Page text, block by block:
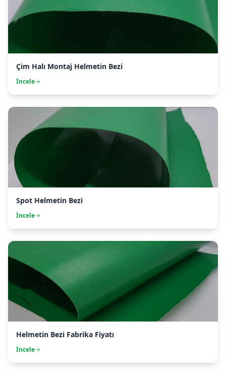
Çim Halı Montaj Helmetin Bezi
İncele
Spot Helmetin Bezi
İncele
Helmetin Bezi Fabrika Fiyatı
İncele